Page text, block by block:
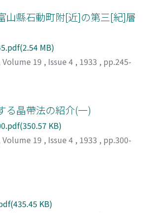
山縣石動町附[近]の第三[紀]層
MB)
Volume 19 , Issue 4 , 1933 , pp.245-
る晶帶法の紹介(一)
KB)
Volume 19 , Issue 4 , 1933 , pp.300-
KB)